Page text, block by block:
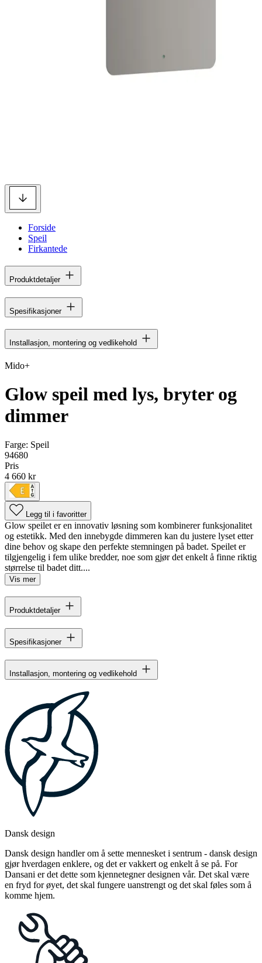
Forside
Speil
Firkantede
Produktdetaljer
Spesifikasjoner
Installasjon, montering og vedlikehold
Mido+
Glow speil med lys, bryter og
dimmer
Farge: Speil
94680
Pris
4 660 kr
Legg til i favoritter
Glow speilet er en innovativ løsning som kombinerer funksjonalitet
og estetikk. Med den innebygde dimmeren kan du justere lyset etter
dine behov og skape den perfekte stemningen på badet. Speilet er
tilgjengelig i fem ulike bredder, noe som gjør det enkelt å finne riktig
størrelse til badet ditt....
Vis mer
Produktdetaljer
Spesifikasjoner
Installasjon, montering og vedlikehold
Dansk design
Dansk design handler om å sette mennesket i sentrum - dansk design
gjør hverdagen enklere, og det er vakkert og enkelt å se på. For
Dansani er det dette som kjennetegner designen vår. Det skal være
en fryd for øyet, det skal fungere uanstrengt og det skal føles som å
komme hjem.